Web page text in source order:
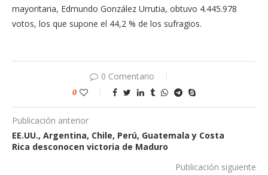
mayoritaria, Edmundo González Urrutia, obtuvo 4.445.978
votos, los que supone el 44,2 % de los sufragios.
0 Comentario
0
Publicación anterior
EE.UU., Argentina, Chile, Perú, Guatemala y Costa
Rica desconocen victoria de Maduro
Publicación siguiente